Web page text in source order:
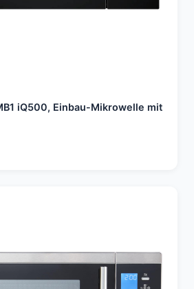
iQ500, Einbau-Mikrowelle mit